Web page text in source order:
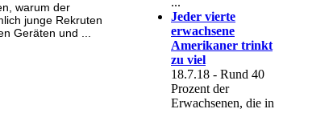
warum der
junge Rekruten
Geräten und ...